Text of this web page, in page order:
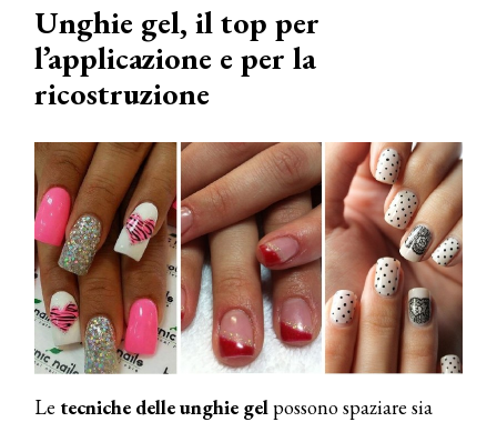
Unghie gel, il top per
l’applicazione e per la
ricostruzione
Le tecniche delle unghie gelpossono spaziare sia